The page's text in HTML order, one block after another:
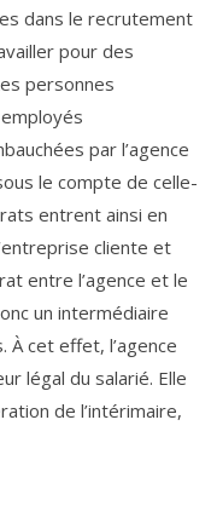
dans le recrutement
pour des
personnes
par l’agence
le compte de celle-
entrent ainsi en
cliente et
entre l’agence et le
un intermédiaire
cet effet, l’agence
légal du salarié. Elle
de l’intérimaire,